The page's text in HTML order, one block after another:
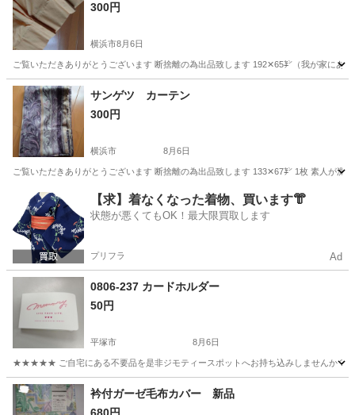
300円
横浜市8月6日
ご覧いただきありがとうございます 断捨離の為出品致します 192✕65㌢（我が家にあ
神奈川 横浜市 その他
サンゲツ カーテン
300円
横浜市 8月6日
ご覧いただきありがとうございます 断捨離の為出品致します 133✕67㌢ 1枚 素人が測
神奈川 その他 サンゲツ
【求】着なくなった着物、買います👘
状態が悪くてもOK！最大限買取します
プリフラ Ad
0806-237 カードホルダー
50円
平塚市 8月6日
★★★★★ ご自宅にある不要品を是非ジモティースポットへお持ち込みしませんか？
神奈川 平塚市 生活雑貨 現地
衿付ガーゼ毛布カバー 新品